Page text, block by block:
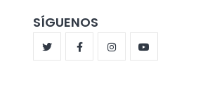
SÍGUENOS